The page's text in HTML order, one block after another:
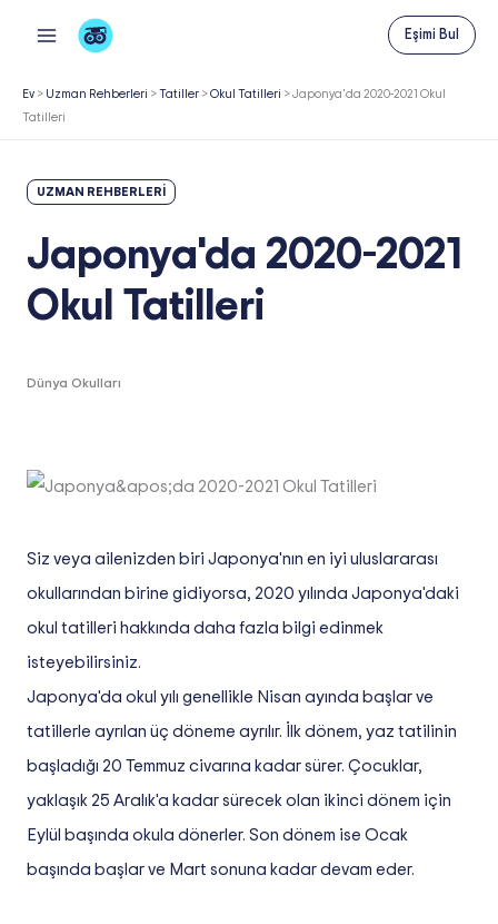
Eşimi Bul
Ev > Uzman Rehberleri >Tatiller >Okul Tatilleri >Japonya'da 2020-2021 Okul
Tatilleri
UZMAN REHBERLERI
Japonya'da 2020-2021
Okul Tatilleri
Dünya Okulları
Siz veya ailenizden biri Japonya'nın en iyi uluslararası
okullarından birine gidiyorsa, 2020 yılında Japonya'daki
okul tatilleri hakkında daha fazla bilgi edinmek
isteyebilirsiniz.
Japonya'da okul yılı genellikle Nisan ayında başlar ve
tatillerle ayrılan üç döneme ayrılır. İlk dönem, yaz tatilinin
başladığı 20 Temmuz civarına kadar sürer. Çocuklar,
yaklaşık 25 Aralık'a kadar sürecek olan ikinci dönem için
Eylül başında okula dönerler. Son dönem ise Ocak
başında başlar ve Mart sonuna kadar devam eder.